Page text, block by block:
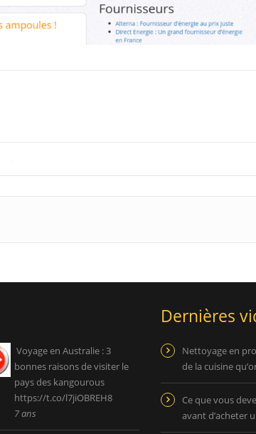
Voyage en Australie : 3
bonnes raisons de visiter le
pays des kangourous
https://t.co/l7jiOBREH8
7 ans
Dernières
Nettoyage en
de la cuisine
Ce que vous
avant d’acheter